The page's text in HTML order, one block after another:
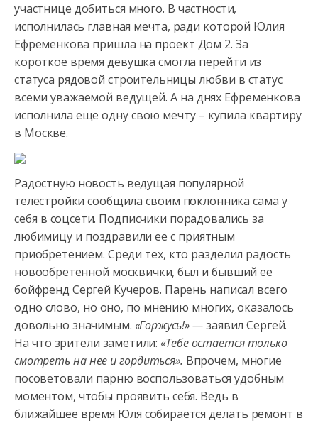
участнице добиться много. В частности,
исполнилась главная мечта, ради которой Юлия
Ефременкова пришла на проект Дом 2. За
короткое время девушка смогла перейти из
статуса рядовой строительницы любви в статус
всеми уважаемой ведущей. А на днях Ефременкова
исполнила еще одну свою мечту – купила квартиру
в Москве.
Радостную новость ведущая популярной
телестройки сообщила своим поклонника сама у
себя в соцсети. Подписчики порадовались за
любимицу и поздравили ее с приятным
приобретением. Среди тех, кто разделил радость
новообретенной москвички, был и бывший ее
бойфренд Сергей Кучеров. Парень написал всего
одно слово, но оно, по мнению многих, оказалось
довольно значимым. «Горжусь!» —заявил Сергей.
На что зрители заметили:«Тебе остается только
смотреть на нее и гордиться». Впрочем, многие
посоветовали парню воспользоваться удобным
моментом, чтобы проявить себя. Ведь в
ближайшее время Юля собирается делать ремонт в